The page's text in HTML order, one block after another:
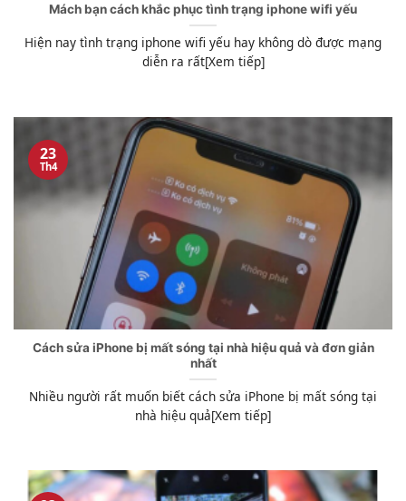
Mách bạn cách khắc phục tình trạng iphone wifi yếu
Hiện nay tình trạng iphone wifi yếu hay không dò được mạng
diễn ra rất[Xem tiếp]
Cách sửa iPhone bị mất sóng tại nhà hiệu quả và đơn giản
nhất
Nhiều người rất muốn biết cách sửa iPhone bị mất sóng tại
nhà hiệu quả[Xem tiếp]
23
Th4